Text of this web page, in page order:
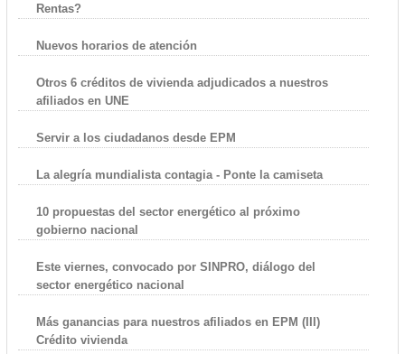
Rentas?
Nuevos horarios de atención
Otros 6 créditos de vivienda adjudicados a nuestros
afiliados en UNE
Servir a los ciudadanos desde EPM
La alegría mundialista contagia - Ponte la camiseta
10 propuestas del sector energético al próximo
gobierno nacional
Este viernes, convocado por SINPRO, diálogo del
sector energético nacional
Más ganancias para nuestros afiliados en EPM (III)
Crédito vivienda